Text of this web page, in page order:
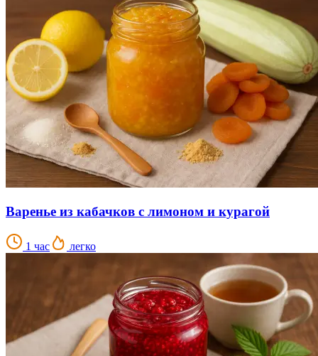
Варенье из кабачков с лимоном и курагой
1 час легко